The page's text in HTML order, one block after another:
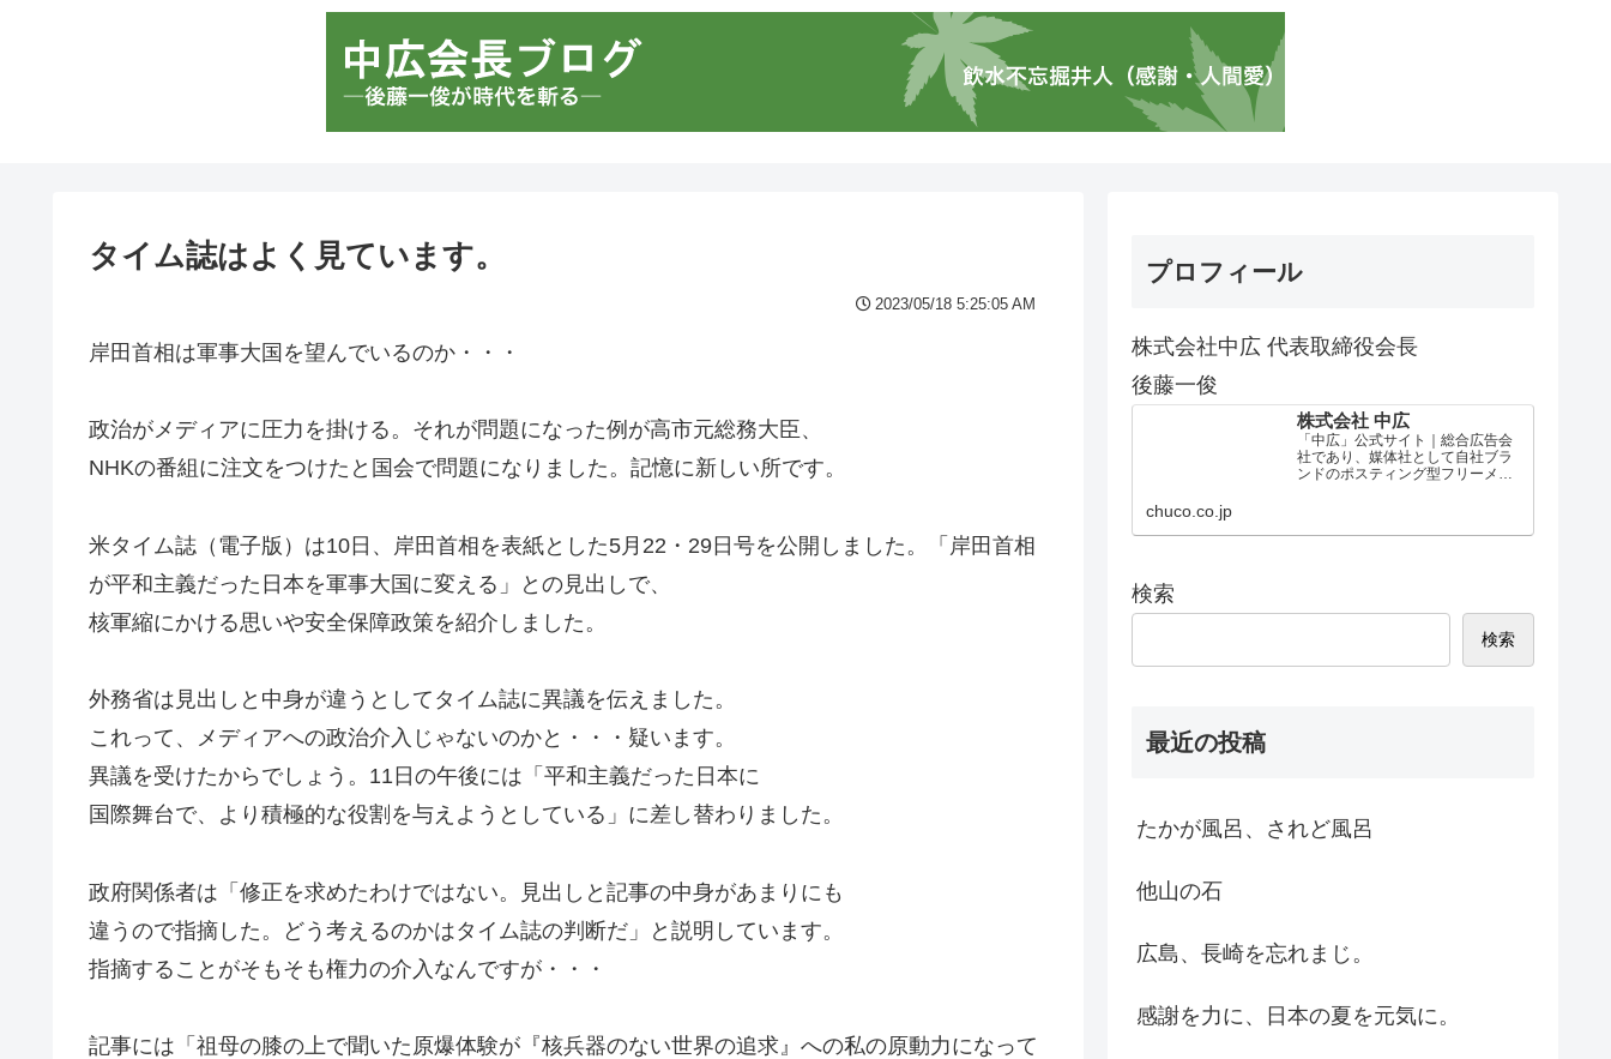
タイム誌はよく見ています。
2023/05/18 5:25:05 AM
岸田首相は軍事大国を望んでいるのか・・・
政治がメディアに圧力を掛ける。それが問題になった例が高市元総務大臣、
NHKの番組に注文をつけたと国会で問題になりました。記憶に新しい所です。
米タイム誌（電子版）は10日、岸田首相を表紙とした5月22・29日号を公開しました。「岸田首相
が平和主義だった日本を軍事大国に変える」との見出しで、
核軍縮にかける思いや安全保障政策を紹介しました。
外務省は見出しと中身が違うとしてタイム誌に異議を伝えました。
これって、メディアへの政治介入じゃないのかと・・・疑います。
異議を受けたからでしょう。11日の午後には「平和主義だった日本に
国際舞台で、より積極的な役割を与えようとしている」に差し替わりました。
政府関係者は「修正を求めたわけではない。見出しと記事の中身があまりにも
違うので指摘した。どう考えるのかはタイム誌の判断だ」と説明しています。
指摘することがそもそも権力の介入なんですが・・・
記事には「祖母の膝の上で聞いた原爆体験が『核兵器のない世界の追求』への私の原動力になって
プロフィール
株式会社中広 代表取締役会長
後藤一俊
株式会社 中広
「中広」公式サイト｜総合広告会
社であり、媒体社として自社ブラ
ンドのポスティング型フリーメデ
chuco.co.jp
検索
検索
最近の投稿
たかが風呂、されど風呂
他山の石
広島、長崎を忘れまじ。
感謝を力に、日本の夏を元気に。